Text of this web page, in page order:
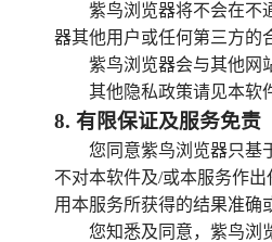
紫鸟浏览器将不会在不
器其他用户或任何第三方的
紫鸟浏览器会与其他网
其他隐私政策请见本软
8. 有限保证及服务免责
您同意紫鸟浏览器只基
不对本软件及/或本服务作
用本服务所获得的结果准确
您知悉及同意，紫鸟浏